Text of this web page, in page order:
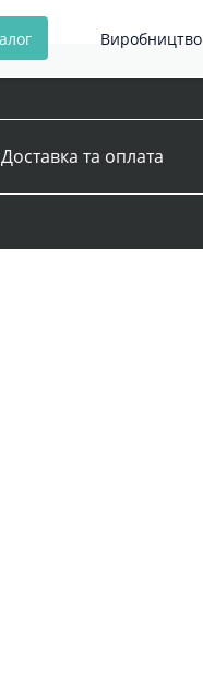
Виробництво
Доставка та оплата